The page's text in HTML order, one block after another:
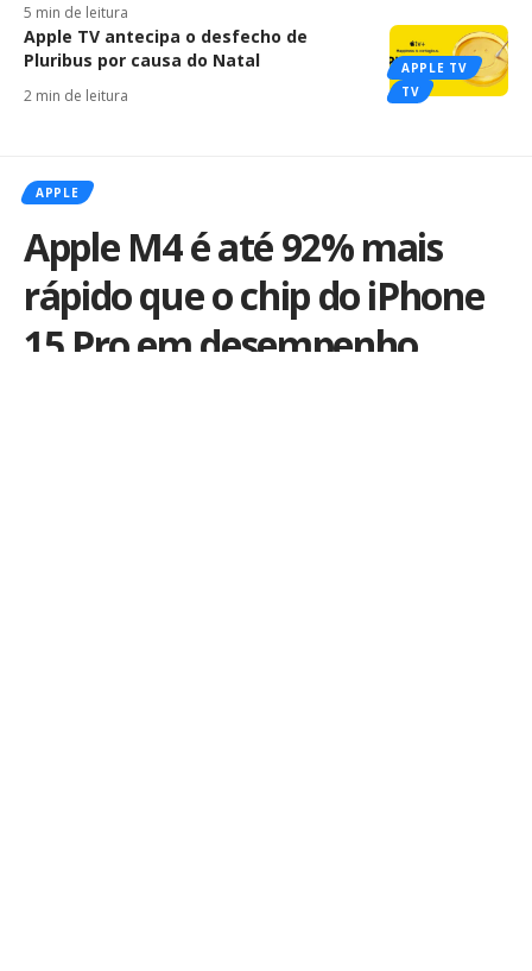
5 min de leitura
APPLE TV
TV
Apple TV antecipa o desfecho de
Pluribus por causa do Natal
2 min de leitura
APPLE
Apple M4 é até 92% mais
rápido que o chip do iPhone
15 Pro em desempenho